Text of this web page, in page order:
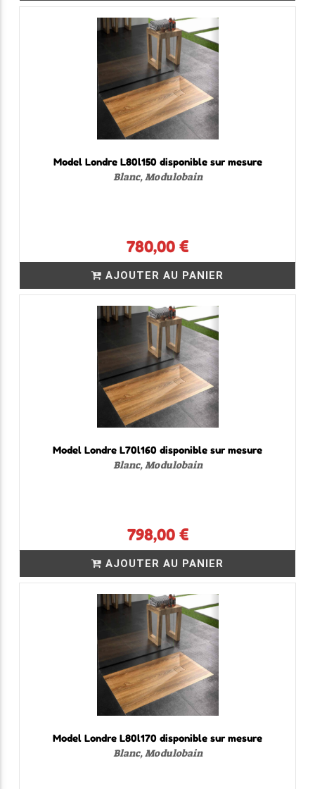
Model Londre L80l150 disponible sur mesure
Blanc, Modulobain
780,00 €
AJOUTER AU PANIER
Model Londre L70l160 disponible sur mesure
Blanc, Modulobain
798,00 €
AJOUTER AU PANIER
Model Londre L80l170 disponible sur mesure
Blanc, Modulobain